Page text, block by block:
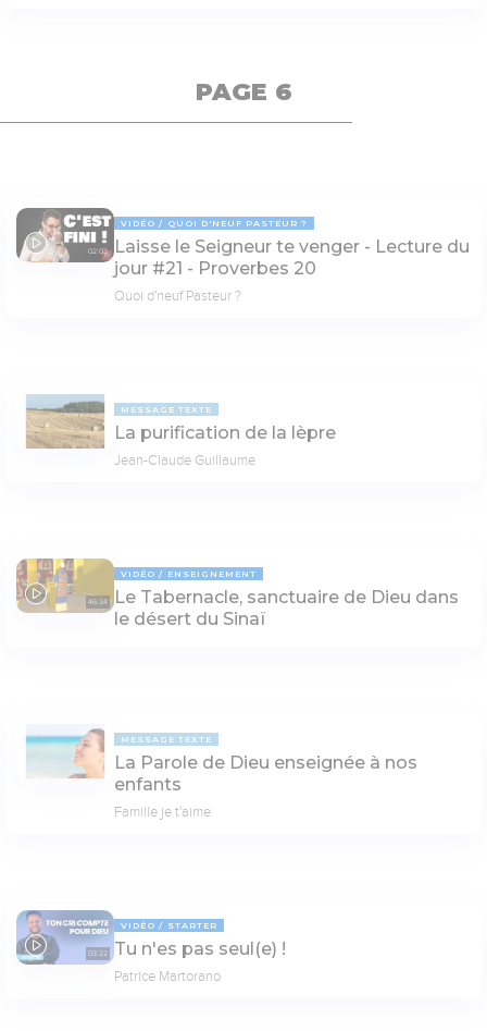
PAGE 6
02:03
VIDÉO QUOI D'NEUF PASTEUR ?
Laisse le Seigneur te venger - Lecture du
jour #21 - Proverbes 20
Quoi d'neuf Pasteur ?
MESSAGE TEXTE
La purification de la lèpre
Jean-Claude Guillaume
46:34
VIDÉO ENSEIGNEMENT
Le Tabernacle, sanctuaire de Dieu dans
le désert du Sinaï
MESSAGE TEXTE
La Parole de Dieu enseignée à nos
enfants
Famille je t'aime
03:22
VIDÉO STARTER
Tu n'es pas seul(e) !
Patrice Martorano